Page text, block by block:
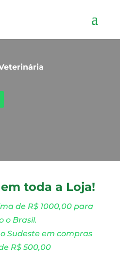
toda a Loja!
de R$ 1000,00 para
o Brasil.
Sudeste em compras
R$ 500,00